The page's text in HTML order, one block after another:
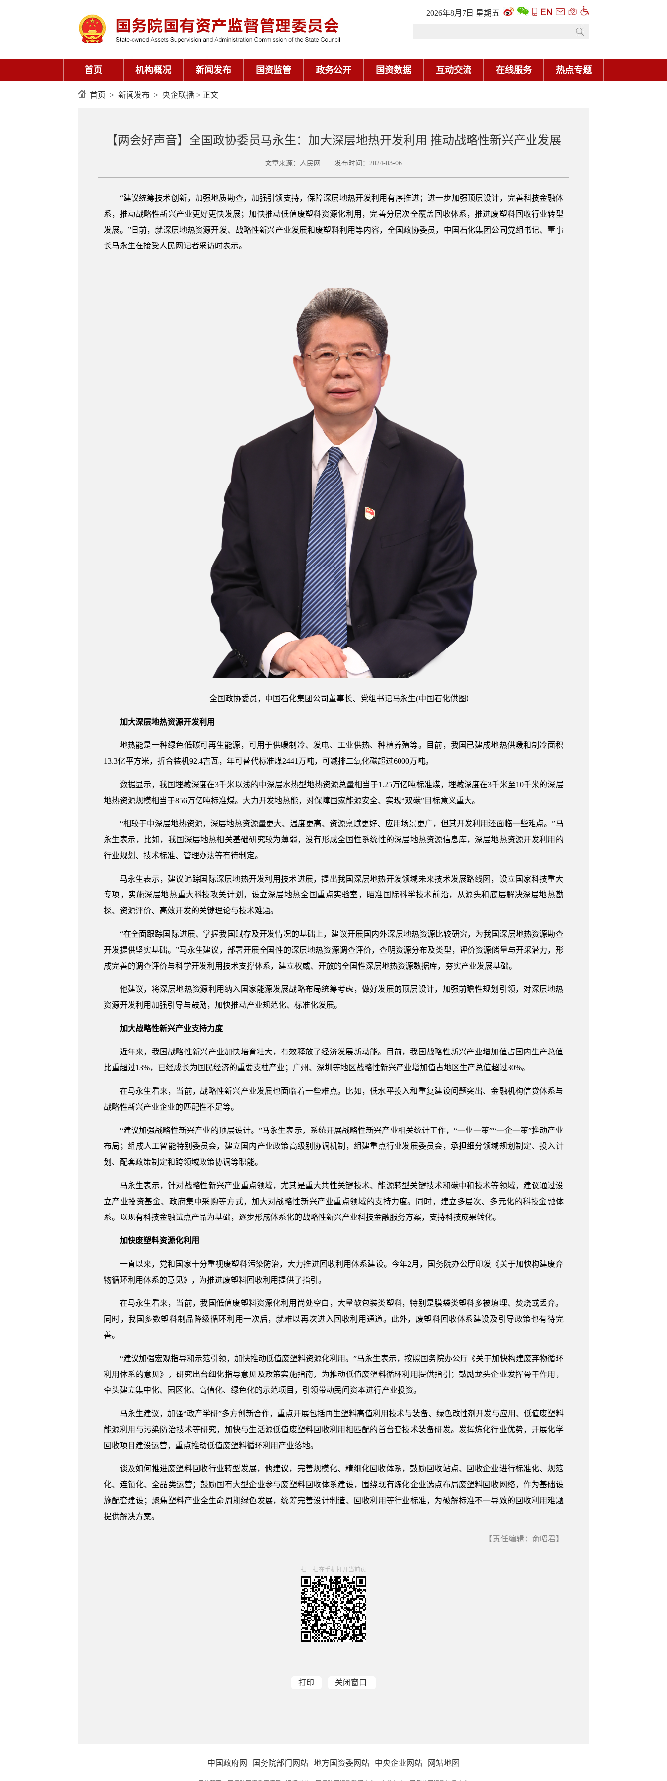
2026年8月7日 星期五
首页 机构概况 新闻发布 国资监管 政务公开 国资数据 互动交流 在线服务 热点专题
首页 > 新闻发布 > 央企联播 > 正文
【两会好声音】全国政协委员马永生：加大深层地热开发利用 推动战略性新兴产业发展
文章来源：人民网 发布时间：2024-03-06
“建议统筹技术创新，加强地质勘查，加强引领支持，保障深层地热开发利用有序推进；进一步加强顶层设计，完善科技金融体
系，推动战略性新兴产业更好更快发展；加快推动低值废塑料资源化利用，完善分层次全覆盖回收体系，推进废塑料回收行业转型
发展。”日前，就深层地热资源开发、战略性新兴产业发展和废塑料利用等内容，全国政协委员，中国石化集团公司党组书记、董事
长马永生在接受人民网记者采访时表示。
全国政协委员，中国石化集团公司董事长、党组书记马永生(中国石化供图）
加大深层地热资源开发利用
地热能是一种绿色低碳可再生能源，可用于供暖制冷、发电、工业供热、种植养殖等。目前，我国已建成地热供暖和制冷面积
13.3亿平方米，折合装机92.4吉瓦，年可替代标准煤2441万吨，可减排二氧化碳超过6000万吨。
数据显示，我国埋藏深度在3千米以浅的中深层水热型地热资源总量相当于1.25万亿吨标准煤，埋藏深度在3千米至10千米的深层
地热资源规模相当于856万亿吨标准煤。大力开发地热能，对保障国家能源安全、实现“双碳”目标意义重大。
“相较于中深层地热资源，深层地热资源量更大、温度更高、资源禀赋更好、应用场景更广，但其开发利用还面临一些难点。”马
永生表示，比如，我国深层地热相关基础研究较为薄弱，没有形成全国性系统性的深层地热资源信息库，深层地热资源开发利用的
行业规划、技术标准、管理办法等有待制定。
马永生表示，建议追踪国际深层地热开发利用技术进展，提出我国深层地热开发领域未来技术发展路线图，设立国家科技重大
专项，实施深层地热重大科技攻关计划，设立深层地热全国重点实验室，瞄准国际科学技术前沿，从源头和底层解决深层地热勘
探、资源评价、高效开发的关键理论与技术难题。
“在全面跟踪国际进展、掌握我国赋存及开发情况的基础上，建议开展国内外深层地热资源比较研究，为我国深层地热资源勘查
开发提供坚实基础。”马永生建议，部署开展全国性的深层地热资源调查评价，查明资源分布及类型，评价资源储量与开采潜力，形
成完善的调查评价与科学开发利用技术支撑体系，建立权威、开放的全国性深层地热资源数据库，夯实产业发展基础。
他建议，将深层地热资源利用纳入国家能源发展战略布局统筹考虑，做好发展的顶层设计，加强前瞻性规划引领，对深层地热
资源开发利用加强引导与鼓励，加快推动产业规范化、标准化发展。
加大战略性新兴产业支持力度
近年来，我国战略性新兴产业加快培育壮大，有效释放了经济发展新动能。目前，我国战略性新兴产业增加值占国内生产总值
比重超过13%，已经成长为国民经济的重要支柱产业；广州、深圳等地区战略性新兴产业增加值占地区生产总值超过30%。
在马永生看来，当前，战略性新兴产业发展也面临着一些难点。比如，低水平投入和重复建设问题突出、金融机构信贷体系与
战略性新兴产业企业的匹配性不足等。
“建议加强战略性新兴产业的顶层设计。”马永生表示，系统开展战略性新兴产业相关统计工作，“一业一策”“一企一策”推动产业
布局；组成人工智能特别委员会，建立国内产业政策高级别协调机制，组建重点行业发展委员会，承担细分领域规划制定、投入计
划、配套政策制定和跨领域政策协调等职能。
马永生表示，针对战略性新兴产业重点领域，尤其是重大共性关键技术、能源转型关键技术和碳中和技术等领域，建议通过设
立产业投资基金、政府集中采购等方式，加大对战略性新兴产业重点领域的支持力度。同时，建立多层次、多元化的科技金融体
系。以现有科技金融试点产品为基础，逐步形成体系化的战略性新兴产业科技金融服务方案，支持科技成果转化。
加快废塑料资源化利用
一直以来，党和国家十分重视废塑料污染防治，大力推进回收利用体系建设。今年2月，国务院办公厅印发《关于加快构建废弃
物循环利用体系的意见》，为推进废塑料回收利用提供了指引。
在马永生看来，当前，我国低值废塑料资源化利用尚处空白，大量软包装类塑料，特别是膜袋类塑料多被填埋、焚烧或丢弃。
同时，我国多数塑料制品降级循环利用一次后，就难以再次进入回收利用通道。此外，废塑料回收体系建设及引导政策也有待完
善。
“建议加强宏观指导和示范引领，加快推动低值废塑料资源化利用。”马永生表示，按照国务院办公厅《关于加快构建废弃物循环
利用体系的意见》，研究出台细化指导意见及政策实施指南，为推动低值废塑料循环利用提供指引；鼓励龙头企业发挥骨干作用，
牵头建立集中化、园区化、高值化、绿色化的示范项目，引领带动民间资本进行产业投资。
马永生建议，加强“政产学研”多方创新合作，重点开展包括再生塑料高值利用技术与装备、绿色改性剂开发与应用、低值废塑料
能源利用与污染防治技术等研究，加快与生活源低值废塑料回收利用相匹配的首台套技术装备研发。发挥炼化行业优势，开展化学
回收项目建设运营，重点推动低值废塑料循环利用产业落地。
谈及如何推进废塑料回收行业转型发展，他建议，完善规模化、精细化回收体系，鼓励回收站点、回收企业进行标准化、规范
化、连锁化、全品类运营；鼓励国有大型企业参与废塑料回收体系建设，围绕现有炼化企业选点布局废塑料回收网络，作为基础设
施配套建设；聚焦塑料产业全生命周期绿色发展，统筹完善设计制造、回收利用等行业标准，为破解标准不一导致的回收利用难题
提供解决方案。
【责任编辑：俞昭君】
扫一扫在手机打开当前页
打印 关闭窗口